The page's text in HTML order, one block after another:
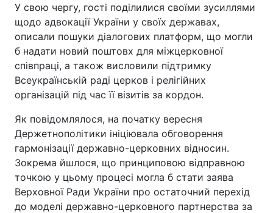
У свою чергу, гості поділилися своїми зусиллями
щодо адвокації України у своїх державах,
описали пошуки діалогових платформ, що могли
б надати новий поштовх для міжцерковної
співпраці, а також висловили підтримку
Всеукраїнській раді церков і релігійних
організацій під час її візитів за кордон.
Як повідомлялося, на початку вересня
Держетнополітики ініціювала обговорення
гармонізації державно-церковних відносин.
Зокрема йшлося, що принциповою відправною
точкою у цьому процесі могла б стати заява
Верховної Ради України про остаточний перехід
до моделі державно-церковного партнерства за